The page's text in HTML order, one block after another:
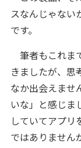
スなんじゃない
です。
筆者もこれま
きましたが、思
なか出会えませ
いな」と感じま
していてアプリ
ではありません